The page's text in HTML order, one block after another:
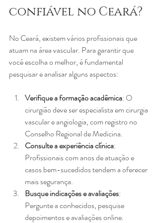
confiável no Ceará?
No Ceará, existem vários profissionais que
atuam na área vascular. Para garantir que
você escolha o melhor, é fundamental
pesquisar e analisar alguns aspectos:
Verifique a formação acadêmica: O
cirurgião deve ser especialista em cirurgia
vascular e angiologia, com registro no
Conselho Regional de Medicina.
Consulte a experiência clínica:
Profissionais com anos de atuação e
casos bem-sucedidos tendem a oferecer
mais segurança.
Busque indicações e avaliações:
Pergunte a conhecidos, pesquise
depoimentos e avaliações online.